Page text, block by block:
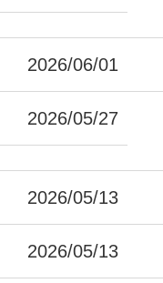
2026/06/01
2026/05/27
2026/05/13
2026/05/13